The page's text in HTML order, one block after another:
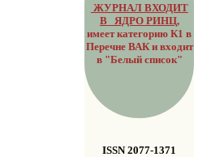
ЖУРНАЛ ВХОДИТ
В ЯДРО РИНЦ,
имеет категорию К1 в
Перечне ВАК и входит
в "Белый список"
ISSN 2077-1371